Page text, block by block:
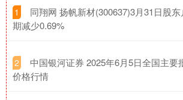
1
同翔网 扬帆新材(300637)3月31日股
期减少0.69%
2
中国银河证券 2025年6月5日全国主要
价格行情